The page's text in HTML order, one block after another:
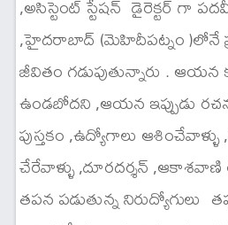
,అసిస్టెంట్ స్టేషన్ డైరెక్టర్ గా
,హైదరాబాద్ (మెహిదీపట్నం )లోనే
జీవితం గడుపుతున్నారు .
ఉండబోదని ,ఆయన ఇప్పుడు
పుస్తకం ,ఉద్యోగాలు
చేరేవాళ్ళు ,దూరదర్శన్
తపన పడుతున్న నిరుద్యోగులు